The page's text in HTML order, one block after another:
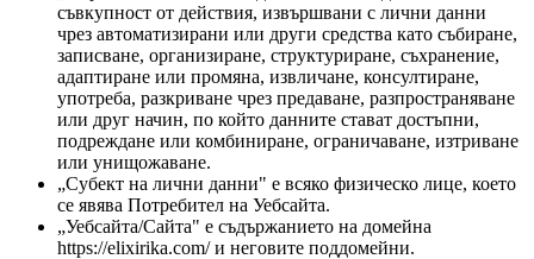
съвкупност от действия, извършвани с лични данни
чрез автоматизирани или други средства като събиране,
записване, организиране, структуриране, съхранение,
адаптиране или промяна, извличане, консултиране,
употреба, разкриване чрез предаване, разпространяване
или друг начин, по който данните стават достъпни,
подреждане или комбиниране, ограничаване, изтриване
или унищожаване.
„Субект на лични данни" e всяко физическо лице, което
се явява Потребител на Уебсайта.
„Уебсайта/Сайта" e съдържанието на домейна
https://elixirika.com/ и неговите поддомейни.